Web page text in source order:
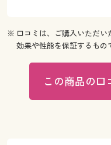
※ 口コミは、ご購入いただい
効果や性能を保証するもの
この商品の口